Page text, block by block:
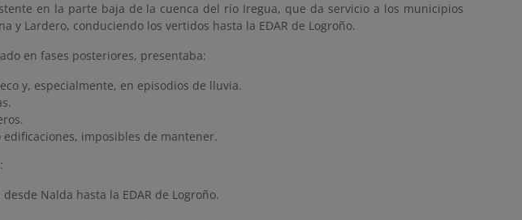
en la parte baja de la cuenca del río Iregua, que da servicio a los municipios
y Lardero, conduciendo los vertidos hasta la EDAR de Logroño.
en fases posteriores, presentaba:
y, especialmente, en episodios de lluvia.
imposibles de mantener.
Nalda hasta la EDAR de Logroño.